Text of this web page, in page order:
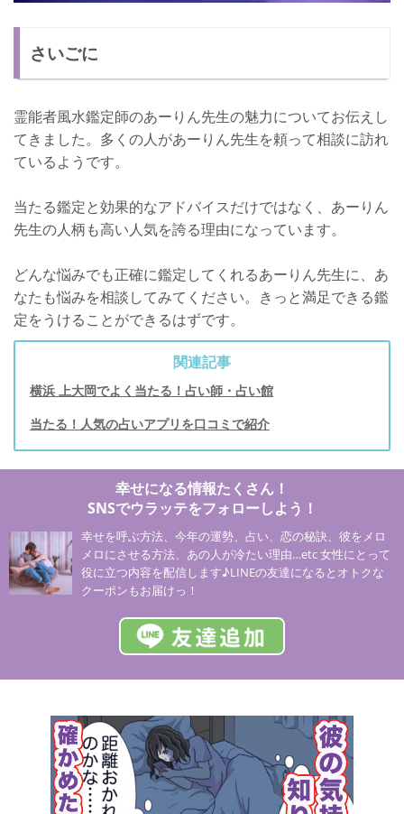
さいごに
霊能者風水鑑定師のあーりん先生の魅力についてお伝えし
てきました。多くの人があーりん先生を頼って相談に訪れ
ているようです。
当たる鑑定と効果的なアドバイスだけではなく、あーりん
先生の人柄も高い人気を誇る理由になっています。
どんな悩みでも正確に鑑定してくれるあーりん先生に、あ
なたも悩みを相談してみてください。きっと満足できる鑑
定をうけることができるはずです。
関連記事
横浜 上大岡でよく当たる！占い師・占い館
当たる！人気の占いアプリを口コミで紹介
幸せになる情報たくさん！
SNSでウラッテをフォローしよう！
幸せを呼ぶ方法、今年の運勢、占い、恋の秘訣、彼をメロ
メロにさせる方法、あの人が冷たい理由…etc 女性にとって
役に立つ内容を配信します♪LINEの友達になるとオトクな
クーポンもお届けっ！